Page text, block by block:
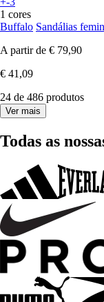
1 cores
Buffalo Sandálias
A partir de € 79,90
€ 41,09
24 de 486 produtos
Ver mais
Todas as